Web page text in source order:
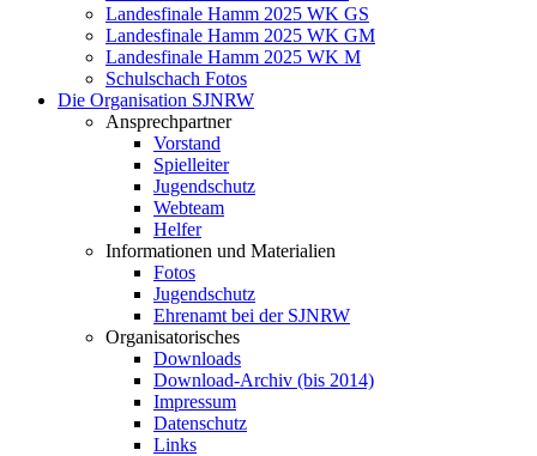
Landesfinale Hamm 2025 WK GS
Landesfinale Hamm 2025 WK GM
Landesfinale Hamm 2025 WK M
Schulschach Fotos
Die Organisation SJNRW
Ansprechpartner
Vorstand
Spielleiter
Jugendschutz
Webteam
Helfer
Informationen und Materialien
Fotos
Jugendschutz
Ehrenamt bei der SJNRW
Organisatorisches
Downloads
Download-Archiv (bis 2014)
Impressum
Datenschutz
Links